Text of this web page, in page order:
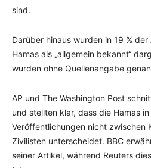
sind.
Darüber hinaus wurden in 19 %
Hamas als „allgemein bekannt“
wurden ohne Quellenangabe
AP und The Washington Post
und stellten klar, dass die Hamas
Veröffentlichungen nicht zwischen
Zivilisten unterscheidet. BBC
seiner Artikel, während Reuters